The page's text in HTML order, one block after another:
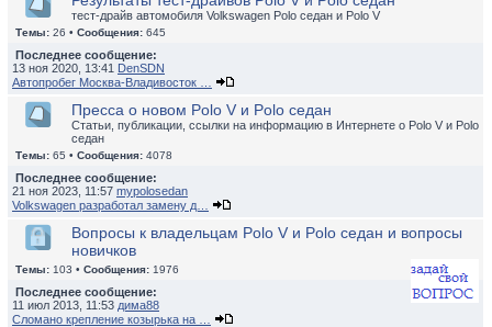
тест-драйв автомобиля Volkswagen Polo седан и Polo V
Темы: 26 • Сообщения: 645
Последнее сообщение:
13 ноя 2020, 13:41 DenSDN
Автопробег Москва-Владивосток …
Пресса о новом Polo V и Polo седан
Статьи, публикации, ссылки на информацию в Интернете о Polo V и Polo
седан
Темы: 65 • Сообщения: 4078
Последнее сообщение:
21 ноя 2023, 11:57 mypolosedan
Volkswagen разработал замену д…
Вопросы к владельцам Polo V и Polo седан и вопросы
новичков
Темы: 103 • Сообщения: 1976
Последнее сообщение:
11 июл 2013, 11:53 дима88
Сломано крепление козырька на …